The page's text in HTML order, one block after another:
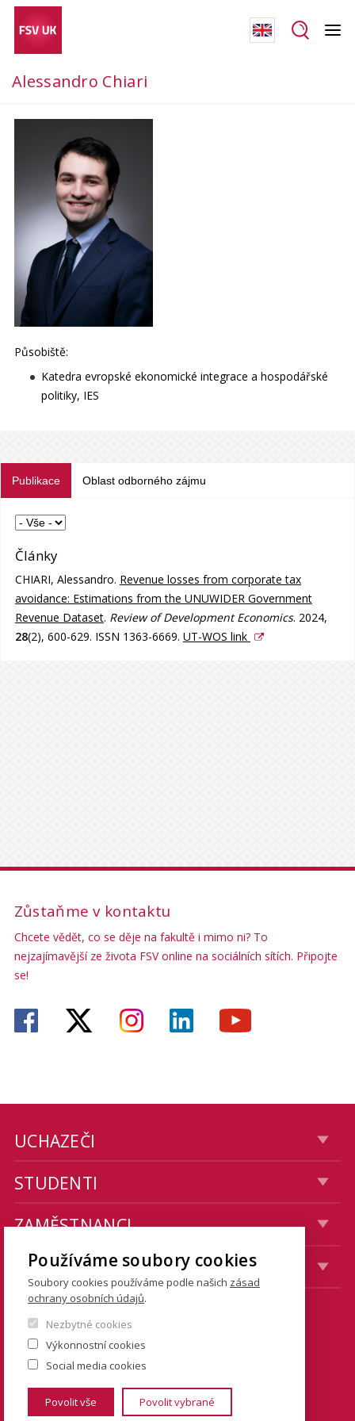
Alessandro Chiari
Působiště:
Katedra evropské ekonomické integrace a hospodářské
politiky, IES
Publikace Oblast odborného zájmu
Články
CHIARI, Alessandro. Revenue losses from corporate tax
avoidance: Estimations from the UNUWIDER Government
Revenue Dataset. Review of Development Economics. 2024,
28(2), 600-629. ISSN 1363-6669. UT-WOS link
Zůstaňme v kontaktu
Chcete vědět, co se děje na fakultě i mimo ni? To
nejzajímavější ze života FSV online na sociálních sítích. Připojte
se!
UCHAZEČI
STUDENTI
ZAMĚSTNANCI
VEŘEJNOST
KONTAKTY
Fakulta sociálních věd
Univerzita Karlova
Používáme soubory cookies
Soubory cookies používáme podle našich zásad
ochrany osobních údajů.
Nezbytné cookies
Výkonnostní cookies
Social media cookies
Povolit vše Povolit vybrané